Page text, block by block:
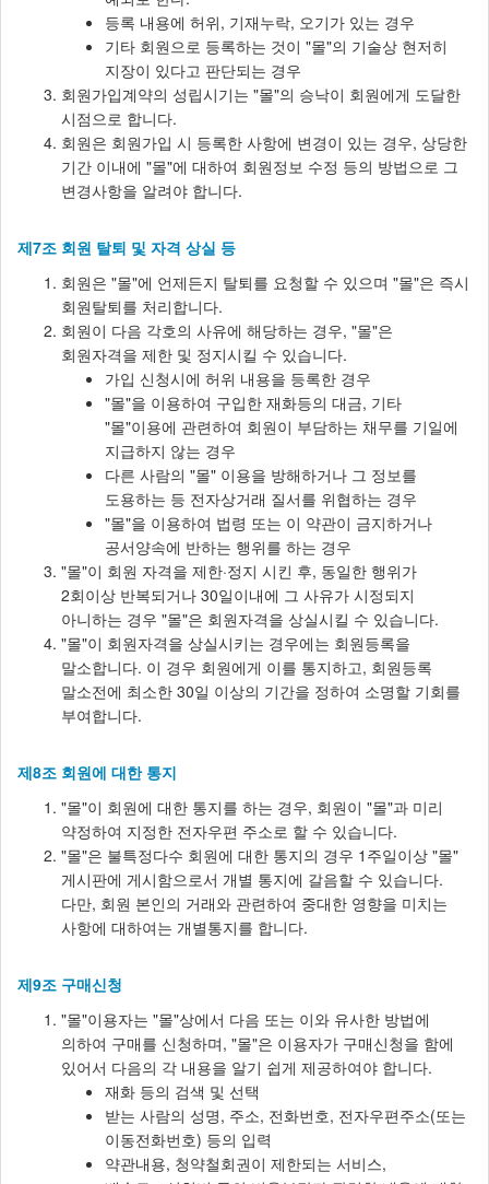
등록 내용에 허위, 기재누락, 오기가 있는 경우
기타 회원으로 등록하는 것이 "몰"의 기술상 현저히
지장이 있다고 판단되는 경우
회원가입계약의 성립시기는 "몰"의 승낙이 회원에게 도달한
시점으로 합니다.
회원은 회원가입 시 등록한 사항에 변경이 있는 경우, 상당한
기간 이내에 "몰"에 대하여 회원정보 수정 등의 방법으로 그
변경사항을 알려야 합니다.
제7조 회원 탈퇴 및 자격 상실 등
회원은 "몰"에 언제든지 탈퇴를 요청할 수 있으며 "몰"은 즉시
회원탈퇴를 처리합니다.
회원이 다음 각호의 사유에 해당하는 경우, "몰"은
회원자격을 제한 및 정지시킬 수 있습니다.
가입 신청시에 허위 내용을 등록한 경우
"몰"을 이용하여 구입한 재화등의 대금, 기타
"몰"이용에 관련하여 회원이 부담하는 채무를 기일에
지급하지 않는 경우
다른 사람의 "몰" 이용을 방해하거나 그 정보를
도용하는 등 전자상거래 질서를 위협하는 경우
"몰"을 이용하여 법령 또는 이 약관이 금지하거나
공서양속에 반하는 행위를 하는 경우
"몰"이 회원 자격을 제한·정지 시킨 후, 동일한 행위가
2회이상 반복되거나 30일이내에 그 사유가 시정되지
아니하는 경우 "몰"은 회원자격을 상실시킬 수 있습니다.
"몰"이 회원자격을 상실시키는 경우에는 회원등록을
말소합니다. 이 경우 회원에게 이를 통지하고, 회원등록
말소전에 최소한 30일 이상의 기간을 정하여 소명할 기회를
부여합니다.
제8조 회원에 대한 통지
"몰"이 회원에 대한 통지를 하는 경우, 회원이 "몰"과 미리
약정하여 지정한 전자우편 주소로 할 수 있습니다.
"몰"은 불특정다수 회원에 대한 통지의 경우 1주일이상 "몰"
게시판에 게시함으로서 개별 통지에 갈음할 수 있습니다.
다만, 회원 본인의 거래와 관련하여 중대한 영향을 미치는
사항에 대하여는 개별통지를 합니다.
제9조 구매신청
"몰"이용자는 "몰"상에서 다음 또는 이와 유사한 방법에
의하여 구매를 신청하며, "몰"은 이용자가 구매신청을 함에
있어서 다음의 각 내용을 알기 쉽게 제공하여야 합니다.
재화 등의 검색 및 선택
받는 사람의 성명, 주소, 전화번호, 전자우편주소(또는
이동전화번호) 등의 입력
약관내용, 청약철회권이 제한되는 서비스,